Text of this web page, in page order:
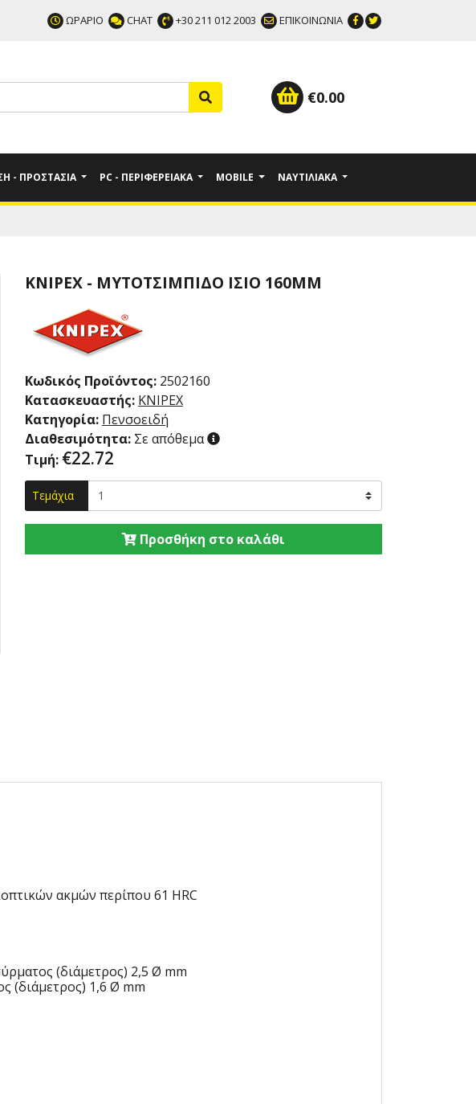
ΩΡΑΡΙΟ CHAT +30 211 012 2003 ΕΠΙΚΟΙΝΩΝΙΑ
€0.00
- ΠΡΟΣΤΑΣΊΑ PC - ΠΕΡΙΦΕΡΕΙΑΚΆ MOBILE ΝΑΥΤΙΛΙΑΚΆ
KNIPEX - ΜΥΤΟΤΣΊΜΠΙΔΟ ΊΣΙΟ 160MM
Κωδικός Προϊόντος: 2502160
Κατασκευαστής: KNIPEX
Κατηγορία: Πενσοειδή
Διαθεσιμότητα: Σε απόθεμα
Τιμή: €22.72
Τεμάχια
Προσθήκη στο καλάθι
ακμών περίπου 61 HRC
(διάμετρος) 2,5 Ø mm
(διάμετρος) 1,6 Ø mm